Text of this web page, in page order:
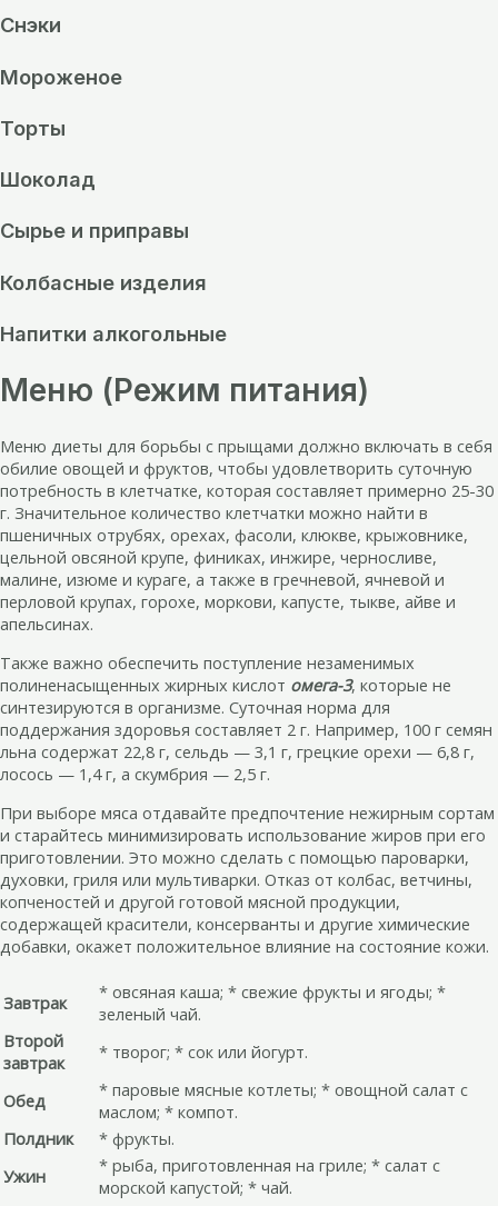
Снэки
Мороженое
Торты
Шоколад
Сырье и приправы
Колбасные изделия
Напитки алкогольные
Меню (Режим питания)
Меню диеты для борьбы с прыщами должно включать в себя
обилие овощей и фруктов, чтобы удовлетворить суточную
потребность в клетчатке, которая составляет примерно 25-30
г. Значительное количество клетчатки можно найти в
пшеничных отрубях, орехах, фасоли, клюкве, крыжовнике,
цельной овсяной крупе, финиках, инжире, черносливе,
малине, изюме и кураге, а также в гречневой, ячневой и
перловой крупах, горохе, моркови, капусте, тыкве, айве и
апельсинах.
Также важно обеспечить поступление незаменимых
полиненасыщенных жирных кислот омега-3, которые не
синтезируются в организме. Суточная норма для
поддержания здоровья составляет 2 г. Например, 100 г семян
льна содержат 22,8 г, сельдь — 3,1 г, грецкие орехи — 6,8 г,
лосось — 1,4 г, а скумбрия — 2,5 г.
При выборе мяса отдавайте предпочтение нежирным сортам
и старайтесь минимизировать использование жиров при его
приготовлении. Это можно сделать с помощью пароварки,
духовки, гриля или мультиварки. Отказ от колбас, ветчины,
копченостей и другой готовой мясной продукции,
содержащей красители, консерванты и другие химические
добавки, окажет положительное влияние на состояние кожи.
Завтрак
* овсяная каша; * свежие фрукты и ягоды; *
зеленый чай.
Второй
завтрак
* творог; * сок или йогурт.
Обед
* паровые мясные котлеты; * овощной салат с
маслом; * компот.
Полдник
* фрукты.
Ужин
* рыба, приготовленная на гриле; * салат с
морской капустой; * чай.